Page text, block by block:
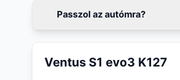
Passzol az autómra?
Ventus S1 evo3 K127